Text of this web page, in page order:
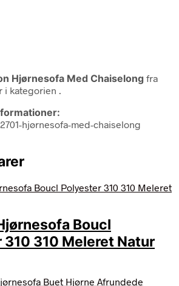
Hjørnesofa Med Chaiselong fra
i kategorien .
hjørnesofa-med-chaiselong
Boucl
310 Meleret Natur